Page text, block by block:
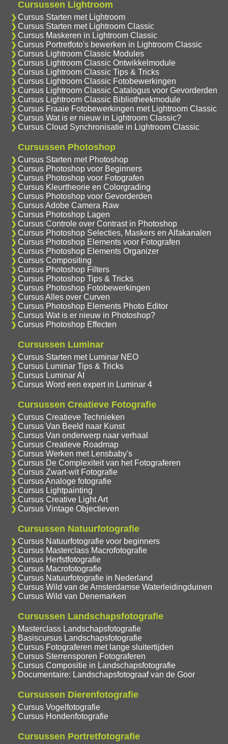
Cursussen Lightroom
Cursus Starten met Lightroom
Cursus Starten met Lightroom Classic
Cursus Maskeren in Lightroom Classic
Cursus Portretfoto's bewerken in Lightroom Classic
Cursus Lightroom Classic Modules
Cursus Lightroom Classic Ontwikkelmodule
Cursus Lightroom Classic Tips & Tricks
Cursus Lightroom Classic Fotobewerkingen
Cursus Lightroom Classic Catalogus voor Gevorderden
Cursus Lightroom Classic Bibliotheekmodule
Cursus Fraaie Fotobewerkingen met Lightroom Classic
Cursus Wat is er nieuw in Lightroom Classic?
Cursus Cloud Synchronisatie in Lightroom Classic
Cursussen Photoshop
Cursus Starten met Photoshop
Cursus Photoshop voor Beginners
Cursus Photoshop voor Fotografen
Cursus Kleurtheorie en Colorgrading
Cursus Photoshop voor Gevorderden
Cursus Adobe Camera Raw
Cursus Photoshop Lagen
Cursus Controle over Contrast in Photoshop
Cursus Photoshop Selecties, Maskers en Alfakanalen
Cursus Photoshop Elements voor Fotografen
Cursus Photoshop Elements Organizer
Cursus Compositing
Cursus Photoshop Filters
Cursus Photoshop Tips & Tricks
Cursus Photoshop Fotobewerkingen
Cursus Alles over Curven
Cursus Photoshop Elements Photo Editor
Cursus Wat is er nieuw in Photoshop?
Cursus Photoshop Effecten
Cursussen Luminar
Cursus Starten met Luminar NEO
Cursus Luminar Tips & Tricks
Cursus Luminar AI
Cursus Word een expert in Luminar 4
Cursussen Creatieve Fotografie
Cursus Creatieve Technieken
Cursus Van Beeld naar Kunst
Cursus Van onderwerp naar verhaal
Cursus Creatieve Roadmap
Cursus Werken met Lensbaby's
Cursus De Complexiteit van het Fotograferen
Cursus Zwart-wit Fotografie
Cursus Analoge fotografie
Cursus Lightpainting
Cursus Creative Light Art
Cursus Vintage Objectieven
Cursussen Natuurfotografie
Cursus Natuurfotografie voor beginners
Cursus Masterclass Macrofotografie
Cursus Herfstfotografie
Cursus Macrofotografie
Cursus Natuurfotografie in Nederland
Cursus Wild van de Amsterdamse Waterleidingduinen
Cursus Wild van Denemarken
Cursussen Landschapsfotografie
Masterclass Landschapsfotografie
Basiscursus Landschapsfotografie
Cursus Fotograferen met lange sluitertijden
Cursus Sterrensporen Fotograferen
Cursus Compositie in Landschapsfotografie
Documentaire: Landschapsfotograaf van de Goor
Cursussen Dierenfotografie
Cursus Vogelfotografie
Cursus Hondenfotografie
Cursussen Portretfotografie